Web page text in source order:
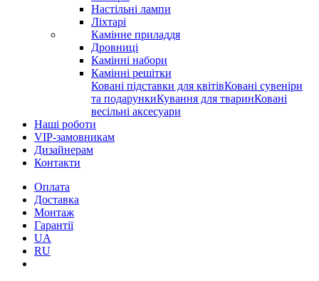
Настільні лампи
Ліхтарі
Камінне приладдя
Дровниці
Камінні набори
Камінні решітки
Ковані підставки для квітівКовані сувеніри
та подарункиКування для тваринКовані
весільні аксесуари
Наші роботи
VIP-замовникам
Дизайнерам
Контакти
Оплата
Доставка
Монтаж
Гарантії
UA
RU